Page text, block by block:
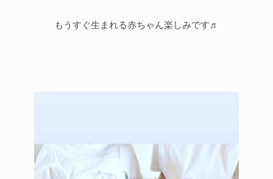
もうすぐ生まれる赤ちゃん楽しみです♬